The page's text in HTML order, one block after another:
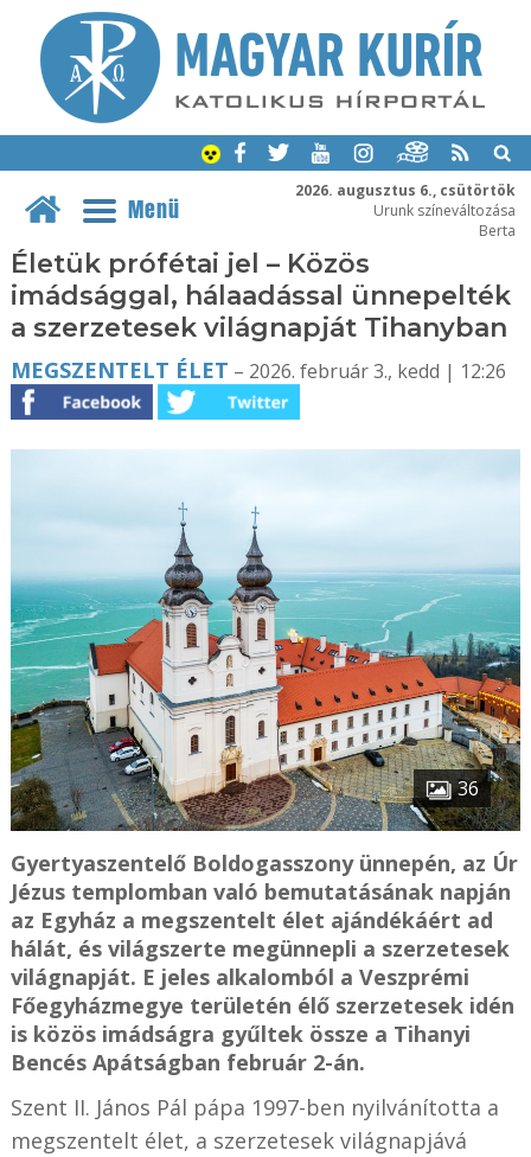
2026. augusztus 6., csütörtök
Urunk színeváltozása
Berta
Menü
Életük prófétai jel – Közös
imádsággal, hálaadással ünnepelték
a szerzetesek világnapját Tihanyban
MEGSZENTELT ÉLET – 2026. február 3., kedd | 12:26
36
Gyertyaszentelő Boldogasszony ünnepén, az Úr
Jézus templomban való bemutatásának napján
az Egyház a megszentelt élet ajándékáért ad
hálát, és világszerte megünnepli a szerzetesek
világnapját. E jeles alkalomból a Veszprémi
Főegyházmegye területén élő szerzetesek idén
is közös imádságra gyűltek össze a Tihanyi
Bencés Apátságban február 2-án.
Szent II. János Pál pápa 1997-ben nyilvánította a
megszentelt élet, a szerzetesek világnapjává